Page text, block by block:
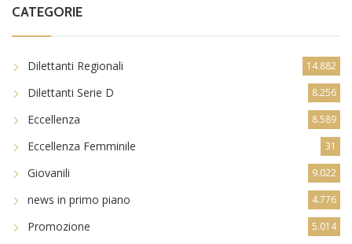
CATEGORIE
Dilettanti Regionali 14.882
Dilettanti Serie D 8.256
Eccellenza 8.589
Eccellenza Femminile 31
Giovanili 9.022
news in primo piano 4.776
Promozione 5.014